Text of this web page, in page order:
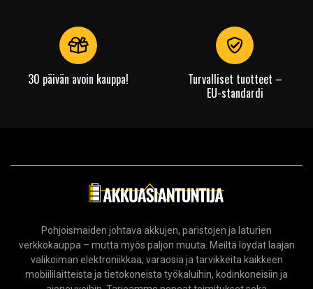
30 päivän avoin kauppa!
Turvalliset tuotteet –
EU-standardi
Pohjoismaiden johtava akkujen, paristojen ja laturien
verkkokauppa – mutta myös paljon muuta. Meiltä löydät laajan
valikoiman elektroniikkaa, varaosia ja tarvikkeita kaikkeen
mobiililaitteista ja tietokoneista työkaluihin, kodinkoneisiin ja